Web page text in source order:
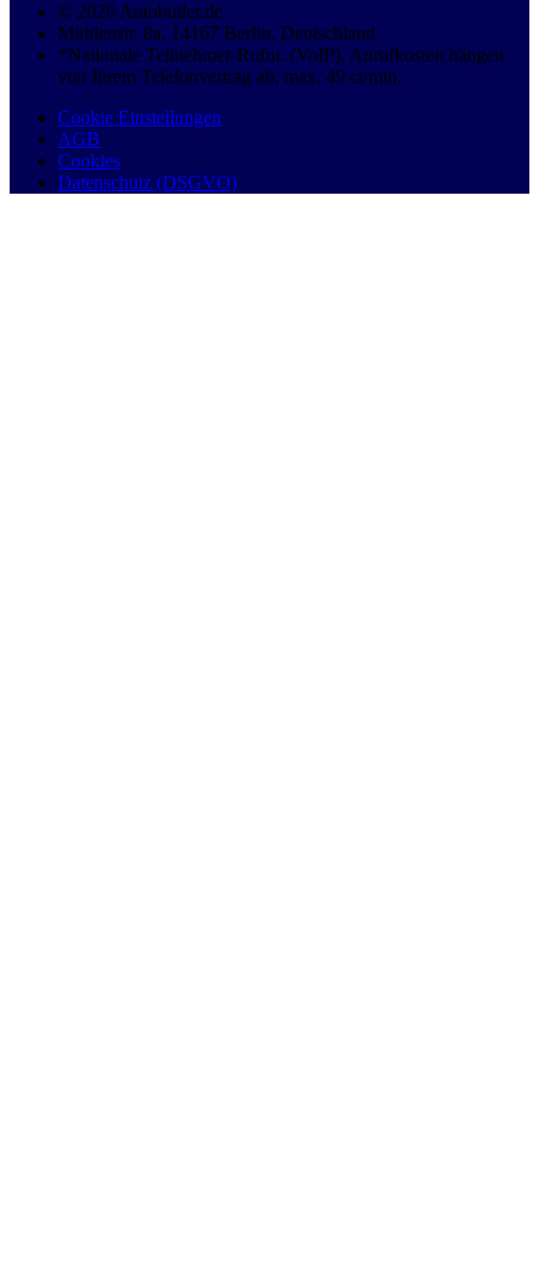
© 2026 Autobutler.de
Mühlenstr. 8a, 14167 Berlin, Deutschland
*Nationale Teilnehmer-Rufnr. (VoIP), Anrufkosten hängen
von Ihrem Telefonvertrag ab, max. 49 ct/min.
Cookie Einstellungen
AGB
Cookies
Datenschutz (DSGVO)